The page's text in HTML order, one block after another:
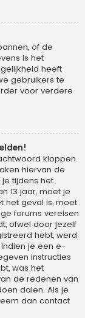
of de
is het
heeft
gebruikers te
voor verdere
kloppen.
hiervan de
je tijdens het
13 jaar, moet je
het geval is, moet
forums vereisen
ofwel door jezelf
hebt, werd
je een e-
instructies
was het
de redenen van
dalen. Als je
dan contact